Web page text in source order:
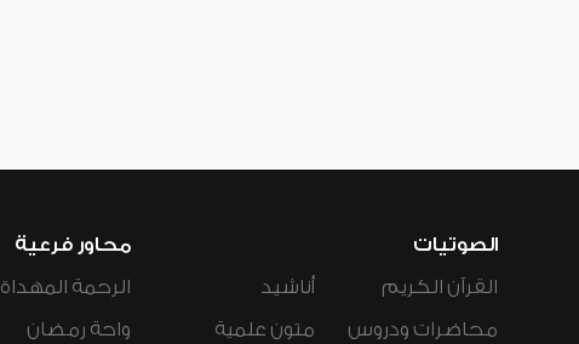
الصوتيات
القرآن الكريم
محاضرات ودروس
أناشيد
متون علمية
محاور فرعية
الرحمة المهداة
واحة رمضان